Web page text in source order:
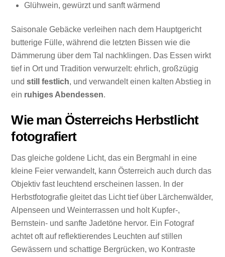
Glühwein, gewürzt und sanft wärmend
Saisonale Gebäcke verleihen nach dem Hauptgericht
butterige Fülle, während die letzten Bissen wie die
Dämmerung über dem Tal nachklingen. Das Essen wirkt
tief in Ort und Tradition verwurzelt: ehrlich, großzügig
undstill festlich, und verwandelt einen kalten Abstieg in
ein ruhiges Abendessen.
Wie man Österreichs Herbstlicht
fotografiert
Das gleiche goldene Licht, das ein Bergmahl in eine
kleine Feier verwandelt, kann Österreich auch durch das
Objektiv fast leuchtend erscheinen lassen. In der
Herbstfotografie gleitet das Licht tief über Lärchenwälder,
Alpenseen und Weinterrassen und holt Kupfer-,
Bernstein- und sanfte Jadetöne hervor. Ein Fotograf
achtet oft auf reflektierendes Leuchten auf stillen
Gewässern und schattige Bergrücken, wo Kontraste